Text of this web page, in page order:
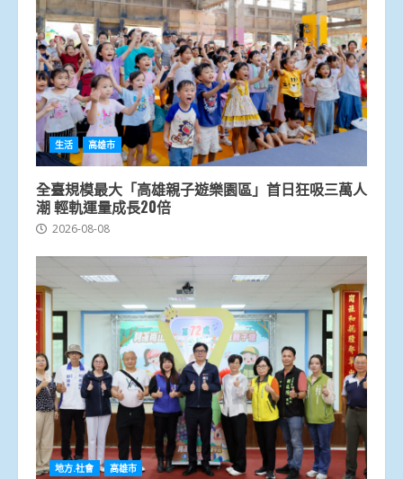
生活 高雄市
全臺規模最大「高雄親子遊樂園區」首日狂吸三萬人
潮 輕軌運量成長20倍
2026-08-08
地方.社會 高雄市